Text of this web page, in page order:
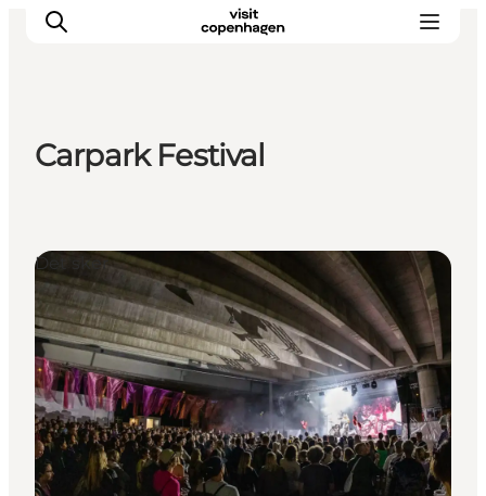
Spis & drik
Områder
Planlæg din tur
CopenPay
Copenhagen Card
Carpark Festival
Det sker